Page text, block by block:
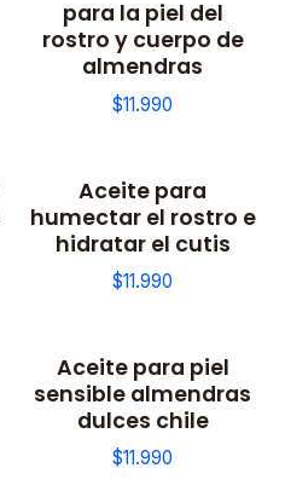
para la piel del
rostro y cuerpo de
almendras
$11.990
Aceite para
humectar el rostro e
hidratar el cutis
$11.990
Aceite para piel
sensible almendras
dulces chile
$11.990